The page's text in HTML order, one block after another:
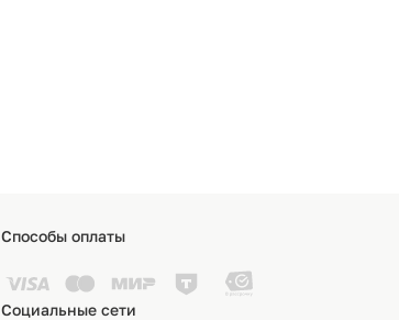
Способы оплаты
Социальные сети